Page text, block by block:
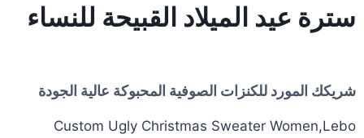
سترة عيد الميلاد القبيحة للنساء
شريكك المورد للكنزات الصوفية المحبوكة عالية الجودة
Custom Ugly Christmas Sweater Women,Lebo